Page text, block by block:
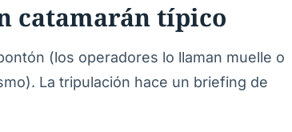
catamarán típico
(los operadores lo llaman muelle o
La tripulación hace un briefing de